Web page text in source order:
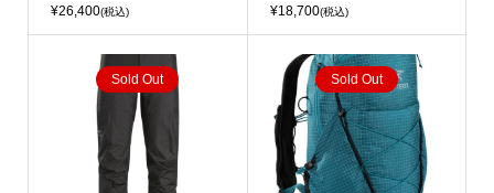
¥26,400(税込)
¥18,700(税込)
Sold Out Sold Out